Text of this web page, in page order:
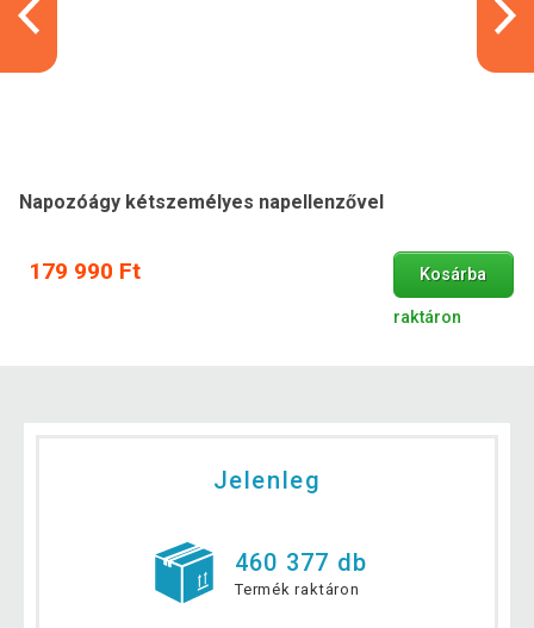
Napozóágy kétszemélyes napellenzővel
179 990 Ft Kosárba
raktáron
Jelenleg
460 377 db
Termék raktáron